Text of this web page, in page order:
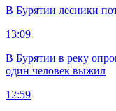
В Бурятии лесники
13:09
В Бурятии в реку
один человек выжил
12:59